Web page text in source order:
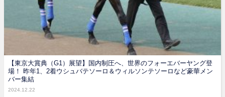
【東京大賞典（G1）展望】国内制圧へ、世界のフォーエバーヤング登
場！ 昨年1、2着ウシュバテソーロ＆ウィルソンテソーロなど豪華メン
バー集結
2024.12.22